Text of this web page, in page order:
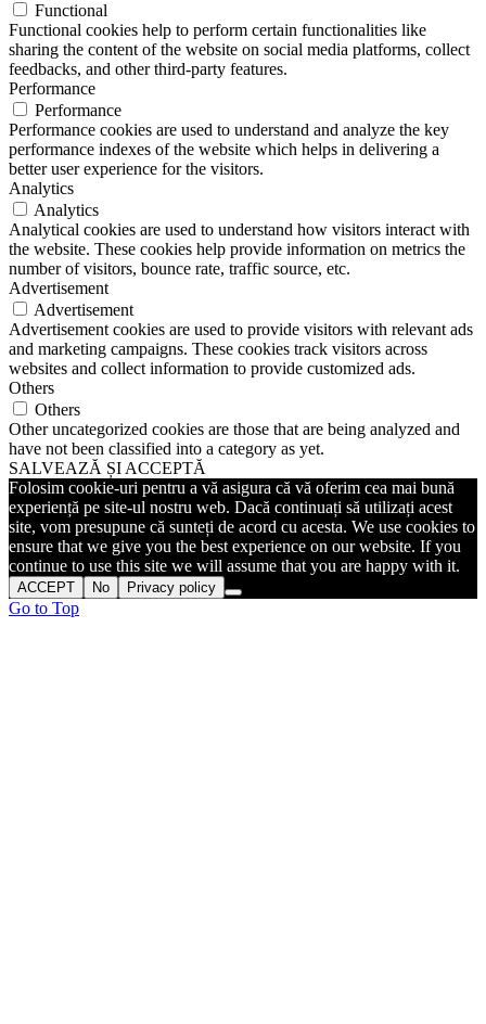
Functional
Functional cookies help to perform certain functionalities like
sharing the content of the website on social media platforms, collect
feedbacks, and other third-party features.
Performance
Performance
Performance cookies are used to understand and analyze the key
performance indexes of the website which helps in delivering a
better user experience for the visitors.
Analytics
Analytics
Analytical cookies are used to understand how visitors interact with
the website. These cookies help provide information on metrics the
number of visitors, bounce rate, traffic source, etc.
Advertisement
Advertisement
Advertisement cookies are used to provide visitors with relevant ads
and marketing campaigns. These cookies track visitors across
websites and collect information to provide customized ads.
Others
Others
Other uncategorized cookies are those that are being analyzed and
have not been classified into a category as yet.
SALVEAZĂ ȘI ACCEPTĂ
Folosim cookie-uri pentru a vă asigura că vă oferim cea mai bună
experiență pe site-ul nostru web. Dacă continuați să utilizați acest
site, vom presupune că sunteți de acord cu acesta. We use cookies to
ensure that we give you the best experience on our website. If you
continue to use this site we will assume that you are happy with it.
ACCEPT No Privacy policy
Go to Top